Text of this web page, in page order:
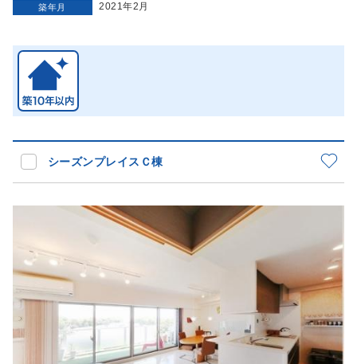
築年月 2021年2月
シーズンプレイスＣ棟